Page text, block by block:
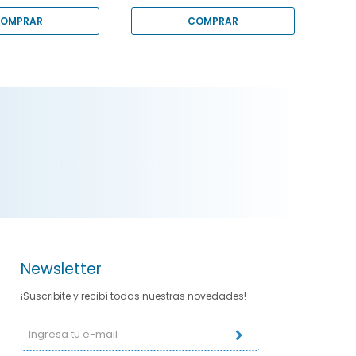
Newsletter
¡Suscribite y recibí todas nuestras novedades!